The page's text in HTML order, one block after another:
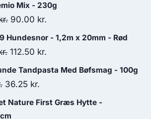
Mix - 230g
Den
oprindelige
pris
103.75 kr..
90.00 kr.
aktuelle
Hundesnor - 1,2m x 20mm - Rød
Den
oprindelige
pris
112.50 kr.
aktuelle
Tandpasta Med Bøfsmag - 100g
Den
oprindelige
pris
36.25 kr.
aktuelle
Nature First Græs Hytte -